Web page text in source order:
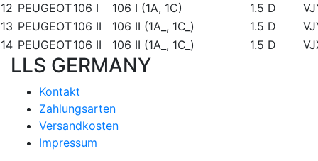
12 PEUGEOT106 I 106 I (1A, 1C) 1.5 D
13 PEUGEOT106 II 106 II (1A_, 1C_) 1.5 D
14 PEUGEOT106 II 106 II (1A_, 1C_) 1.5 D
LLS GERMANY
Kontakt
Zahlungsarten
Versandkosten
Impressum